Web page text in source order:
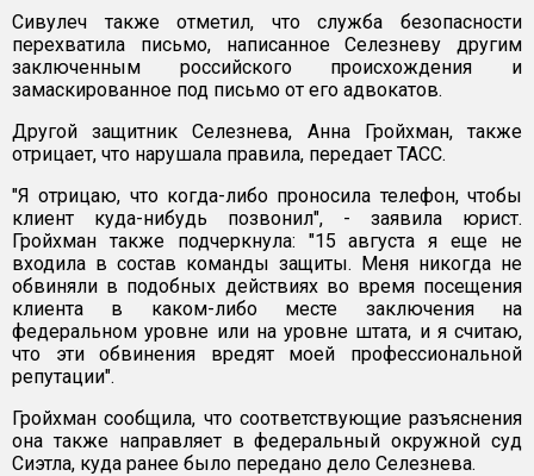
Сивулеч также отметил, что служба безопасности
перехватила письмо, написанное Селезневу другим
заключенным российского происхождения и
замаскированное под письмо от его адвокатов.
Другой защитник Селезнева, Анна Гройхман, также
отрицает, что нарушала правила, передает ТАСС.
"Я отрицаю, что когда-либо проносила телефон, чтобы
клиент куда-нибудь позвонил", - заявила юрист.
Гройхман также подчеркнула: "15 августа я еще не
входила в состав команды защиты. Меня никогда не
обвиняли в подобных действиях во время посещения
клиента в каком-либо месте заключения на
федеральном уровне или на уровне штата, и я считаю,
что эти обвинения вредят моей профессиональной
репутации".
Гройхман сообщила, что соответствующие разъяснения
она также направляет в федеральный окружной суд
Сиэтла, куда ранее было передано дело Селезнева.